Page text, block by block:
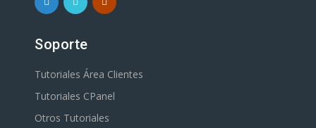
Soporte
Tutoriales Área Clientes
Tutoriales CPanel
Otros Tutoriales